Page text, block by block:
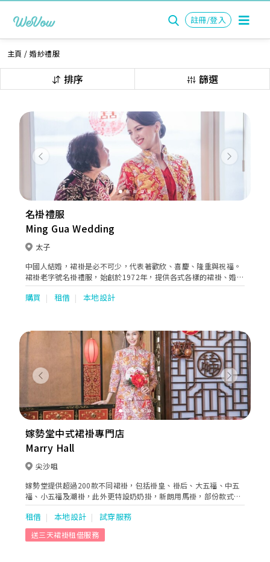
註冊/登入
主頁 /婚紗禮服
排序 篩選
Previous Next
名褂禮服
Ming Gua Wedding
太子
中國人結婚，裙褂是必不可少，代表著歡欣、喜慶、隆重與祝福。
裙褂老字號名褂禮服，始創於1972年，提供各式各樣的裙褂、婚
紗、新郎禮服、進場晚裝、媽咪衫等，配合慇勤服務，照顧客人的
一切需要，一直深受客人愛戴。本公司亦提供婚禮攝影、新娘化
購買 租借 本地設計
Previous Next
嫁勢堂中式裙褂專門店
Marry Hall
尖沙咀
嫁勢堂提供超過200款不同裙褂，包括褂皇、褂后、大五福、中五
福、小五福及潮褂，此外更特設奶奶掛，新朗用馬褂，部份款式更
設多個尺碼，以適合不同體型的要求。
租借 本地設計 試穿服務
送三天裙褂租借服務